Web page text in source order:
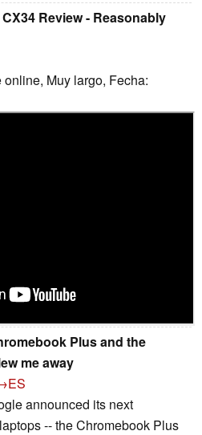
Review - Reasonably
Muy largo, Fecha:
Plus and the
me away
announced its next
-- the Chromebook Plus